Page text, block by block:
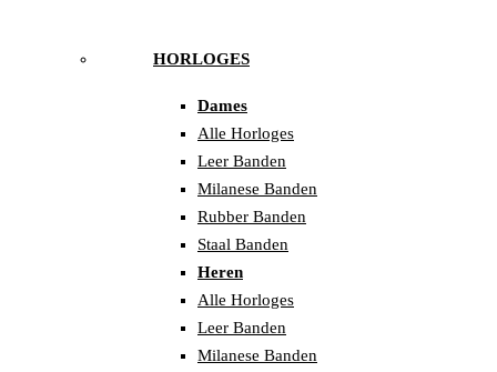
HORLOGES
Dames
Alle Horloges
Leer Banden
Milanese Banden
Rubber Banden
Staal Banden
Heren
Alle Horloges
Leer Banden
Milanese Banden